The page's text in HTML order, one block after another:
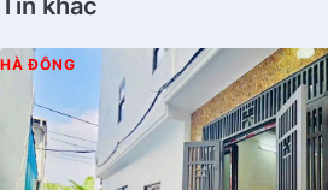
Tin khác
HÀ ĐÔNG